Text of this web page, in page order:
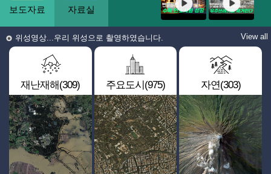
보도자료 자료실
위성영상...우리 위성으로 촬영하였습니다. View all
재난재해(309) 주요도시(975) 자연(303)